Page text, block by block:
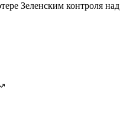
Зеленским контроля над